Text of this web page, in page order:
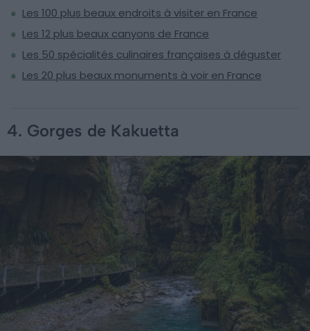
Les 100 plus beaux endroits à visiter en France
Les 12 plus beaux canyons de France
Les 50 spécialités culinaires françaises à déguster
Les 20 plus beaux monuments à voir en France
4. Gorges de Kakuetta